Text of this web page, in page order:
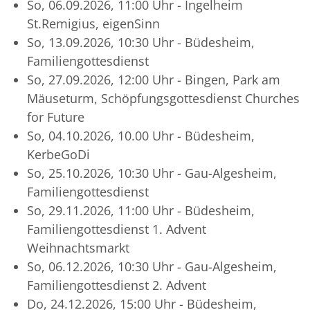
So, 06.09.2026, 11:00 Uhr - Ingelheim
St.Remigius, eigenSinn
So, 13.09.2026, 10:30 Uhr - Büdesheim,
Familiengottesdienst
So, 27.09.2026, 12:00 Uhr - Bingen, Park am
Mäuseturm, Schöpfungsgottesdienst Churches
for Future
So, 04.10.2026, 10.00 Uhr - Büdesheim,
KerbeGoDi
So, 25.10.2026, 10:30 Uhr - Gau-Algesheim,
Familiengottesdienst
So, 29.11.2026, 11:00 Uhr - Büdesheim,
Familiengottesdienst 1. Advent
Weihnachtsmarkt
So, 06.12.2026, 10:30 Uhr - Gau-Algesheim,
Familiengottesdienst 2. Advent
Do, 24.12.2026, 15:00 Uhr - Büdesheim,